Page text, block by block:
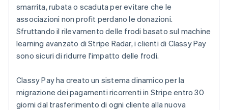
smarrita, rubata o scaduta per evitare che le
associazioni non profit perdano le donazioni.
Sfruttando il rilevamento delle frodi basato sul machine
learning avanzato di Stripe Radar, i clienti di Classy Pay
sono sicuri di ridurre l'impatto delle frodi.
Classy Pay ha creato un sistema dinamico per la
migrazione dei pagamenti ricorrenti in Stripe entro 30
giorni dal trasferimento di ogni cliente alla nuova